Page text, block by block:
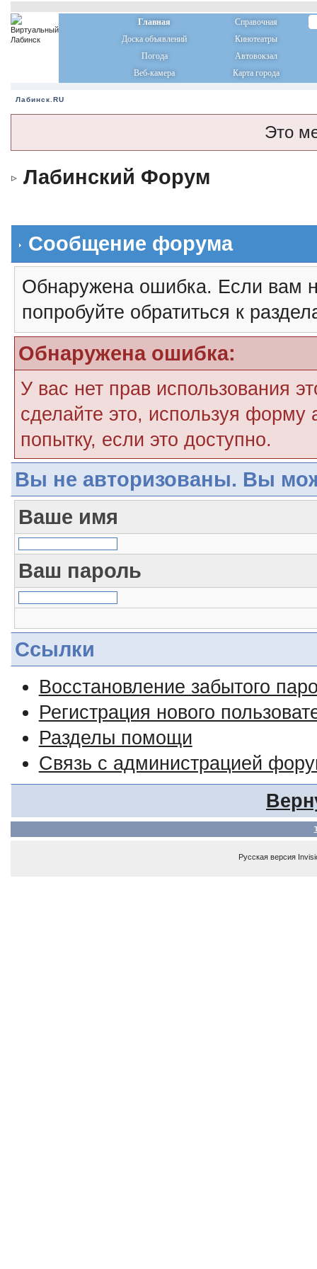
Главная
Справочная
Доска объявлений
Кинотеатры
Погода
Автовокзал
Веб-камера
Карта города
Лабинск.RU
Это
Лабинский Форум
Сообщение форума
Обнаружена ошибка. Если вам
попробуйте обратиться к
Обнаружена ошибка:
У вас нет прав использования
сделайте это, используя форму
попытку, если это доступно.
Вы не авторизованы. Вы
Ваше имя
Ваш пароль
Ссылки
Восстановление забытого
Регистрация нового
Разделы помощи
Связь с администрацией
Русская версия